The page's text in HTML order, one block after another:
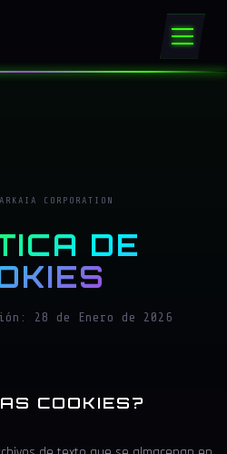
CORPORATION
DE
28 de Enero de 2026
COOKIES?